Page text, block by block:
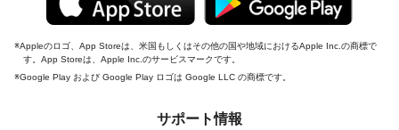
Appleのロゴ、App Storeは、米国もしくはその他の国や地域におけるApple Inc.の商標で
す。App Storeは、Apple Inc.のサービスマークです。
Google Play および Google Play ロゴは Google LLC の商標です。
サポート情報